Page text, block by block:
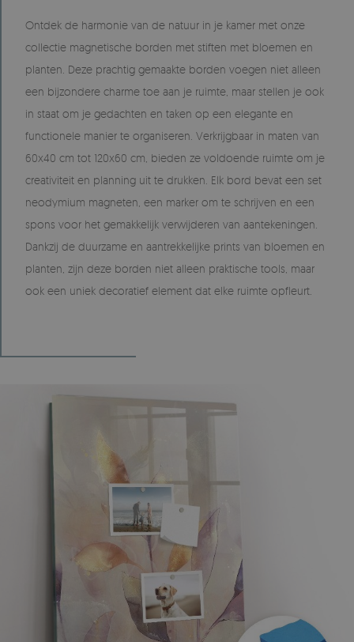
Ontdek de harmonie van de natuur in je kamer met onze
collectie magnetische borden met stiften met bloemen en
planten. Deze prachtig gemaakte borden voegen niet alleen
een bijzondere charme toe aan je ruimte, maar stellen je ook
in staat om je gedachten en taken op een elegante en
functionele manier te organiseren. Verkrijgbaar in maten van
60x40 cm tot 120x60 cm, bieden ze voldoende ruimte om je
creativiteit en planning uit te drukken. Elk bord bevat een set
neodymium magneten, een marker om te schrijven en een
spons voor het gemakkelijk verwijderen van aantekeningen.
Dankzij de duurzame en aantrekkelijke prints van bloemen en
planten, zijn deze borden niet alleen praktische tools, maar
ook een uniek decoratief element dat elke ruimte opfleurt.